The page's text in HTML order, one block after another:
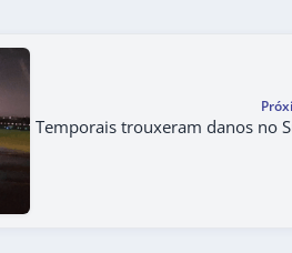
Temporais trouxeram danos no